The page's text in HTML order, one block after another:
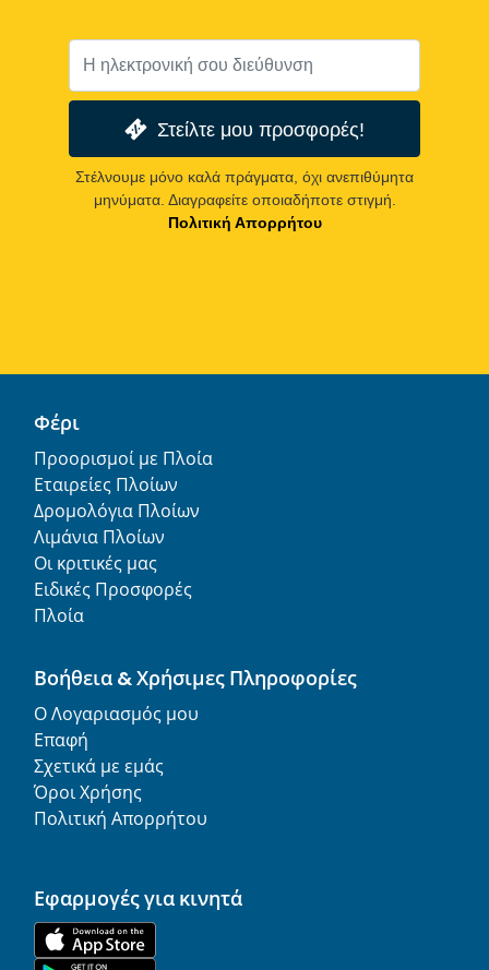
Στείλτε μου προσφορές!
Στέλνουμε μόνο καλά πράγματα, όχι ανεπιθύμητα
μηνύματα. Διαγραφείτε οποιαδήποτε στιγμή.
Πολιτική Απορρήτου
Φέρι
Προορισμοί με Πλοία
Εταιρείες Πλοίων
Δρομολόγια Πλοίων
Λιμάνια Πλοίων
Οι κριτικές μας
Ειδικές Προσφορές
Πλοία
Βοήθεια & Χρήσιμες Πληροφορίες
Ο Λογαριασμός μου
Επαφή
Σχετικά με εμάς
Όροι Χρήσης
Πολιτική Απορρήτου
Εφαρμογές για κινητά